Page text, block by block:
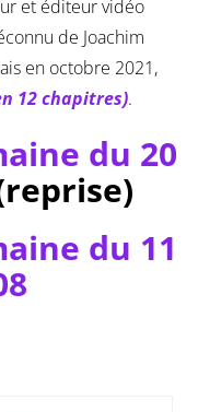
et éditeur vidéo
de Joachim
en octobre 2021,
12 chapitres).
du 20
du 11